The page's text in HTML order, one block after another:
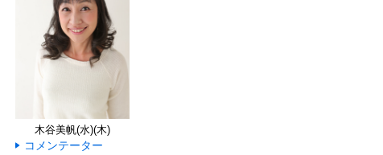
木谷美帆(水)(木)
コメンテーター